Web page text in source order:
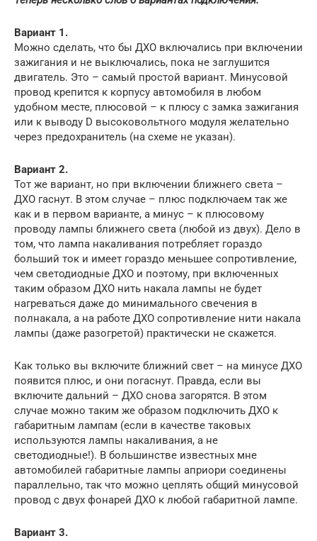
Вариант 1.
Можно сделать, что бы ДХО включались при включении
зажигания и не выключались, пока не заглушится
двигатель. Это – самый простой вариант. Минусовой
провод крепится к корпусу автомобиля в любом
удобном месте, плюсовой – к плюсу с замка зажигания
или к выводу D высоковольтного модуля желательно
через предохранитель (на схеме не указан).
Вариант 2.
Тот же вариант, но при включении ближнего света –
ДХО гаснут. В этом случае – плюс подключаем так же
как и в первом варианте, а минус – к плюсовому
проводу лампы ближнего света (любой из двух). Дело в
том, что лампа накаливания потребляет гораздо
больший ток и имеет гораздо меньшее сопротивление,
чем светодиодные ДХО и поэтому, при включенных
таким образом ДХО нить накала лампы не будет
нагреваться даже до минимального свечения в
полнакала, а на работе ДХО сопротивление нити накала
лампы (даже разогретой) практически не скажется.
Как только вы включите ближний свет – на минусе ДХО
появится плюс, и они погаснут. Правда, если вы
включите дальний – ДХО снова загорятся. В этом
случае можно таким же образом подключить ДХО к
габаритным лампам (если в качестве таковых
используются лампы накаливания, а не
светодиодные!). В большинстве известных мне
автомобилей габаритные лампы априори соединены
параллельно, так что можно цеплять общий минусовой
провод с двух фонарей ДХО к любой габаритной лампе.
Вариант 3.